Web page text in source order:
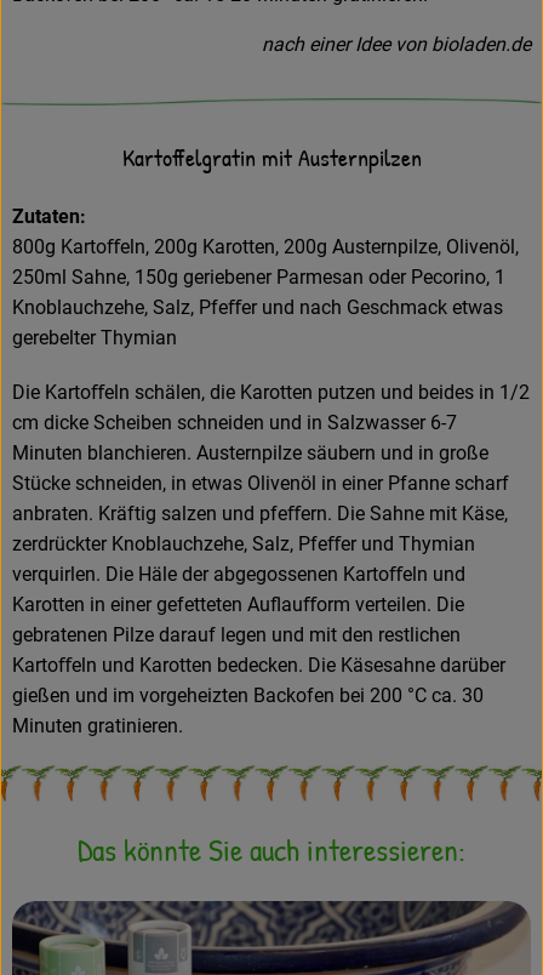
nach einer Idee von bioladen.de
Kartoffelgratin mit Austernpilzen
Zutaten:
800g Kartoﬀeln, 200g Karotten, 200g Austernpilze, Olivenöl,
250ml Sahne, 150g geriebener Parmesan oder Pecorino, 1
Knoblauchzehe, Salz, Pfeﬀer und nach Geschmack etwas
gerebelter Thymian
Die Kartoﬀeln schälen, die Karotten putzen und beides in 1/2
cm dicke Scheiben schneiden und in Salzwasser 6-7
Minuten blanchieren. Austernpilze säubern und in große
Stücke schneiden, in etwas Olivenöl in einer Pfanne scharf
anbraten. Kräftig salzen und pfeﬀern. Die Sahne mit Käse,
zerdrückter Knoblauchzehe, Salz, Pfeﬀer und Thymian
verquirlen. Die Häle der abgegossenen Kartoﬀeln und
Karotten in einer gefetteten Auflauﬀorm verteilen. Die
gebratenen Pilze darauf legen und mit den restlichen
Kartoﬀeln und Karotten bedecken. Die Käsesahne darüber
gießen und im vorgeheizten Backofen bei 200 °C ca. 30
Minuten gratinieren.
Das könnte Sie auch interessieren: